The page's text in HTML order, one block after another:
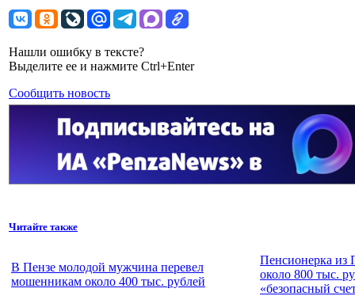
Нашли ошибку в тексте?
Выделите ее и нажмите Ctrl+Enter
Сообщить новость
Читайте также
В Пензе молодой мужчина перевел
мошенникам около 400 тыс. рублей
Пенсионерка из
около 800 тыс.
«безопасный